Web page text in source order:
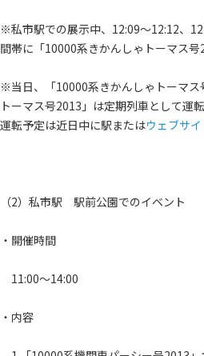
※私市駅での展示中、12:09～12:12、
間帯に「10000系きかんしゃトーマス
※当日、「10000系きかんしゃトーマ
トーマス号2013」は定期列車として運転
運転予定は近日中に駅またはウェブサイ
（2）私市駅 駅前公園でのイベント
・開催時間
11:00～14:00
・内容